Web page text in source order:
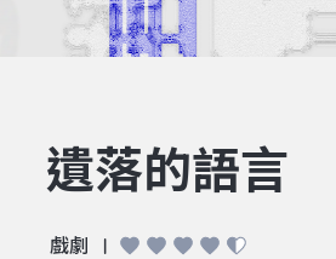
遺落的語言
戲劇